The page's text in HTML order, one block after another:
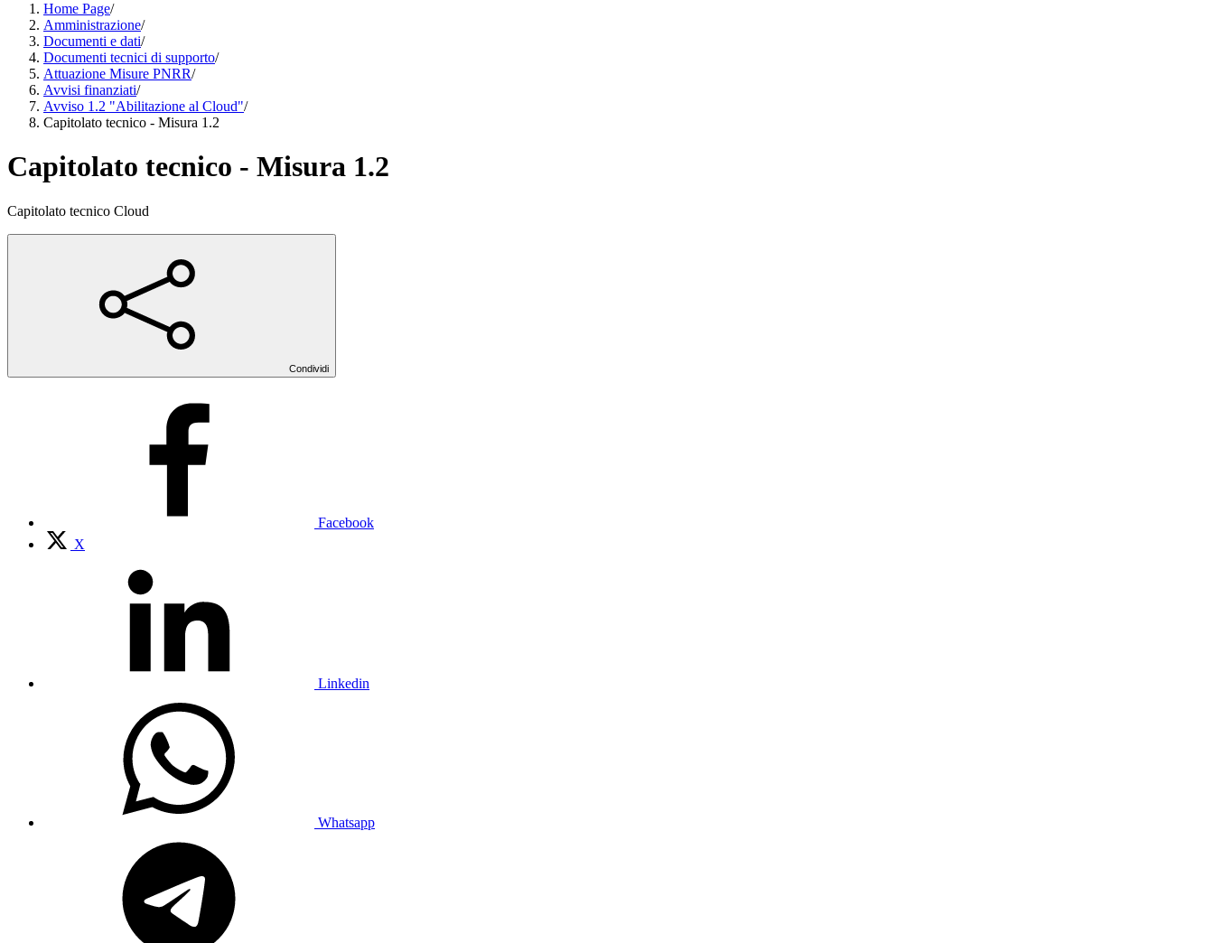
Home Page/
Amministrazione/
Documenti e dati/
Documenti tecnici di supporto/
Attuazione Misure PNRR/
Avvisi finanziati/
Avviso 1.2 "Abilitazione al Cloud"/
Capitolato tecnico - Misura 1.2
Capitolato tecnico - Misura 1.2
Capitolato tecnico Cloud
Condividi
Facebook
X
Linkedin
Whatsapp